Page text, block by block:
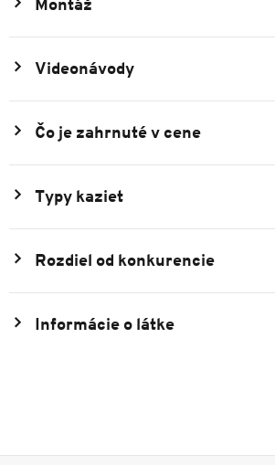
Montáž
Videonávody
Čo je zahrnuté v cene
Typy kaziet
Rozdiel od konkurencie
Informácie o látke